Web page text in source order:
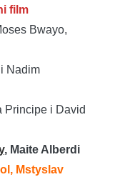
film
Bwayo,
Nadim
Principe i David
, Maite Alberdi
Mstyslav